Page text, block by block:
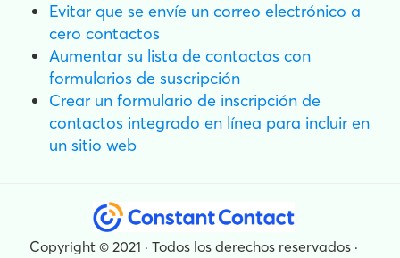
Evitar que se envíe un correo electrónico a
cero contactos
Aumentar su lista de contactos con
formularios de suscripción
Crear un formulario de inscripción de
contactos integrado en línea para incluir en
un sitio web
Copyright © 2021 · Todos los derechos reservados ·